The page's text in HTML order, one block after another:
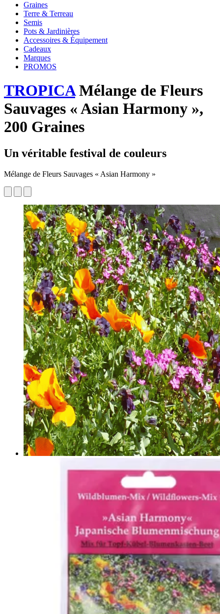
Graines
Terre & Terreau
Semis
Pots & Jardinières
Accessoires & Équipement
Cadeaux
Marques
PROMOS
TROPICAMélange de Fleurs
Sauvages « Asian Harmony »,
200 Graines
Un véritable festival de couleurs
Mélange de Fleurs Sauvages « Asian Harmony »